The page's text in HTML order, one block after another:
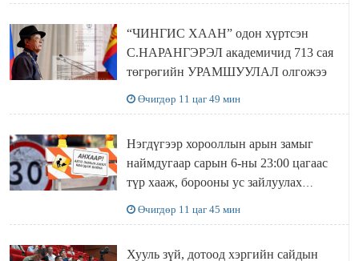
“ЧИНГИС ХААН” одон хүртсэн
С.НАРАНГЭРЭЛ академичид 713 сая
төгрөгийн УРАМШУУЛАЛ олгожээ
Өчигдөр 11 цаг 49 мин
Нэгдүгээр хорооллын арын замыг
наймдугаар сарын 6-ны 23:00 цагаас
түр хааж, борооны ус зайлуулах
Өчигдөр 11 цаг 45 мин
Хууль зүй, дотоод хэргийн сайдын